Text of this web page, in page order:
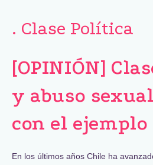
. Clase Política
[OPINIÓN]
y abuso
con el ejemplo
En los últimos años Chile ha